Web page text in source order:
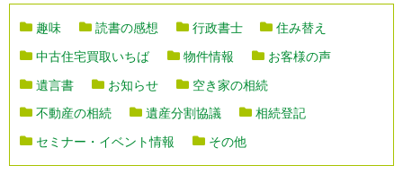
趣味 読書の感想 行政書士
住み替え
中古住宅買取いちば
物件情報
お客様の声
遺言書
お知らせ
空き家の相続
不動産の相続
遺産分割協議
相続登記
セミナー・イベント情報
その他